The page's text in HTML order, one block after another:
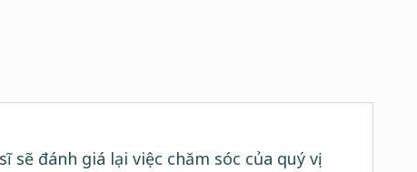
sẽ đánh giá lại việc chăm sóc của quý vị.